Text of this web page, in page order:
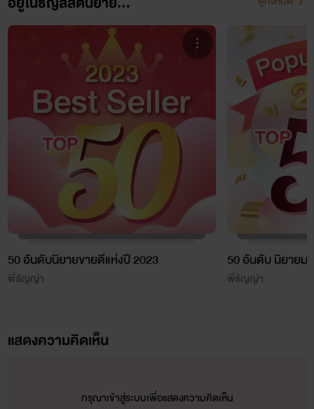
50 อันดับนิยายขายดีแห่งปี 2023
พี่ธัญญ่า
50 อันดับ นิยายม
พี่ธัญญ่า
แสดงความคิดเห็น
กรุณาเข้าสู่ระบบเพื่อแสดงความคิดเห็น